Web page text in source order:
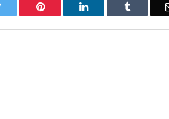
Twitter Pinterest LinkedIn Tumblr